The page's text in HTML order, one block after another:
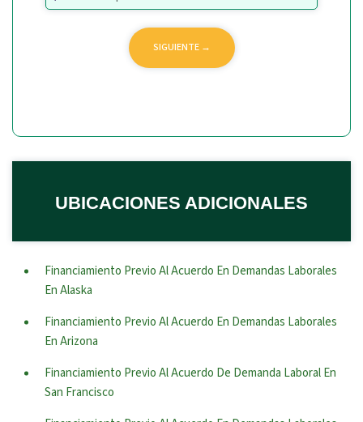
UBICACIONES ADICIONALES
Financiamiento Previo Al Acuerdo En Demandas Laborales
En Alaska
Financiamiento Previo Al Acuerdo En Demandas Laborales
En Arizona
Financiamiento Previo Al Acuerdo De Demanda Laboral En
San Francisco